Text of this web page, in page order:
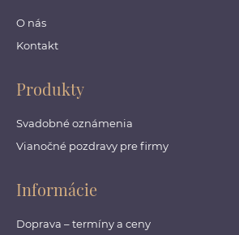
O nás
Kontakt
Produkty
Svadobné oznámenia
Vianočné pozdravy pre firmy
Informácie
Doprava – termíny a ceny